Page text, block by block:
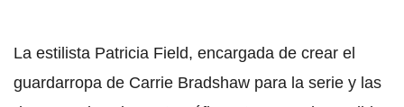
La estilista Patricia Field, encargada de crear el
guardarropa de Carrie Bradshaw para la serie y las